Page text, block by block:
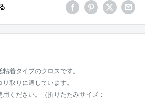
着タイプのクロスです。
取りに適しています。
ください。（折りたたみサイズ：